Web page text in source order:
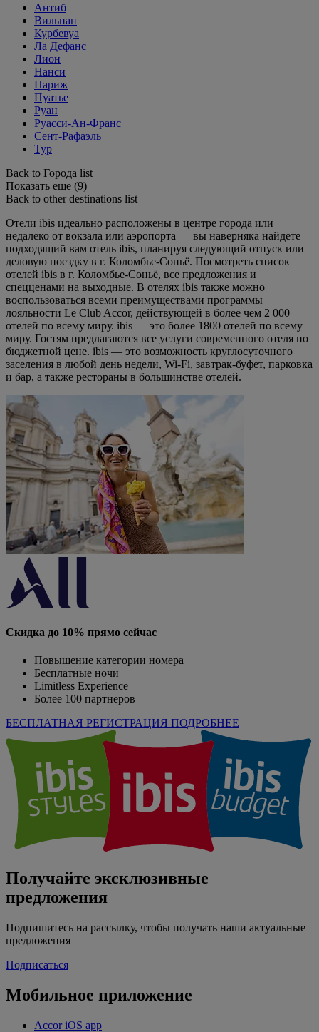
Антиб
Вильпан
Курбевуа
Ла Дефанс
Лион
Нанси
Париж
Пуатье
Руан
Руасси-Ан-Франс
Сент-Рафаэль
Тур
Back to Города list
Показать еще (9)
Back to other destinations list
Отели ibis идеально расположены в центре города или
недалеко от вокзала или аэропорта — вы наверняка найдете
подходящий вам отель ibis, планируя следующий отпуск или
деловую поездку в г. Коломбье-Соньё. Посмотреть список
отелей ibis в г. Коломбье-Соньё, все предложения и
спецценами на выходные. В отелях ibis также можно
воспользоваться всеми преимуществами программы
лояльности Le Club Accor, действующей в более чем 2 000
отелей по всему миру. ibis — это более 1800 отелей по всему
миру. Гостям предлагаются все услуги современного отеля по
бюджетной цене. ibis — это возможность круглосуточного
заселения в любой день недели, Wi-Fi, завтрак-буфет, парковка
и бар, а также рестораны в большинстве отелей.
Скидка до 10% прямо сейчас
Повышение категории номера
Бесплатные ночи
Limitless Experience
Более 100 партнеров
БЕСПЛАТНАЯ РЕГИСТРАЦИЯ ПОДРОБНЕЕ
Получайте эксклюзивные
предложения
Подпишитесь на рассылку, чтобы получать наши актуальные
предложения
Подписаться
Мобильное приложение
Accor iOS app